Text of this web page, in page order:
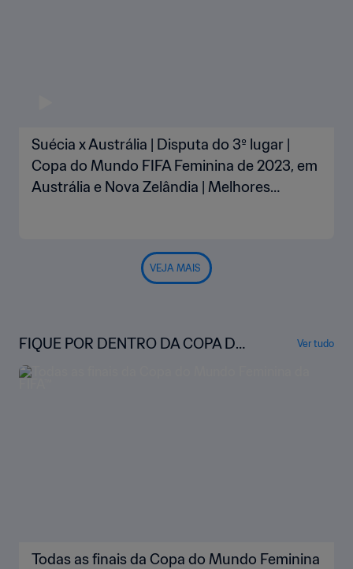
Suécia x Austrália | Disputa do 3º lugar |
Copa do Mundo FIFA Feminina de 2023, em
Austrália e Nova Zelândia | Melhores
VEJA MAIS
FIQUE POR DENTRO DA COPA DO
MUNDO FEMININA DA FIFA™
Ver tudo
Todas as finais da Copa do Mundo Feminina